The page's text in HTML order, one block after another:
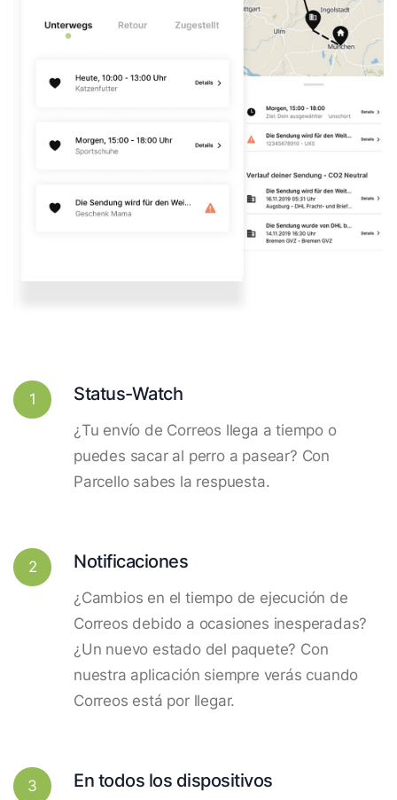
1 Status-Watch
¿Tu envío de Correos llega a tiempo o
puedes sacar al perro a pasear? Con
Parcello sabes la respuesta.
2 Notificaciones
¿Cambios en el tiempo de ejecución de
Correos debido a ocasiones inesperadas?
¿Un nuevo estado del paquete? Con
nuestra aplicación siempre verás cuando
Correos está por llegar.
3 En todos los dispositivos